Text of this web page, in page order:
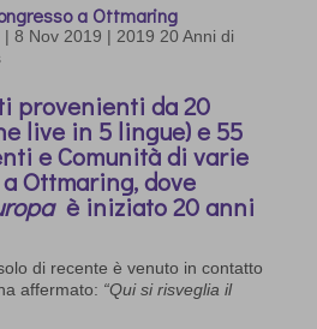
a Ottmaring
| 8 Nov 2019 | 2019 20 Anni di
provenienti da 20
live in 5 lingue) e 55
e Comunità di varie
Ottmaring, dove
è iniziato 20 anni
di recente è venuto in contatto
affermato: “Qui si risveglia il